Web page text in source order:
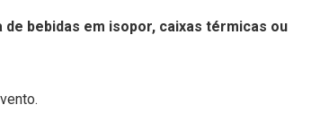
bebidas em isopor, caixas térmicas ou